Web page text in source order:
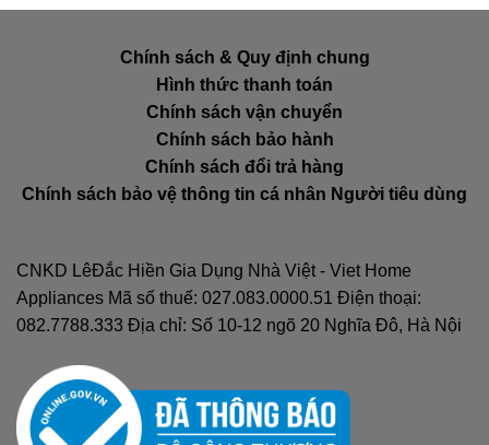
Chính sách & Quy định chung
Hình thức thanh toán
Chính sách vận chuyển
Chính sách bảo hành
Chính sách đổi trả hàng
Chính sách bảo vệ thông tin cá nhân Người tiêu dùng
CNKD LêĐắc Hiền Gia Dụng Nhà Việt - Viet Home
Appliances Mã số thuế: 027.083.0000.51 Điện thoại:
082.7788.333 Địa chỉ: Số 10-12 ngõ 20 Nghĩa Đô, Hà Nội